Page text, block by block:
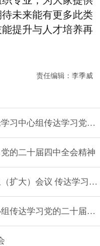
未来能有更多此类
提升与人才培养再
责任编辑： 李季威
习中心组传达学习党的
的二十届四中全会精神
扩大）会议 传达学习
传达学习党的二十届四